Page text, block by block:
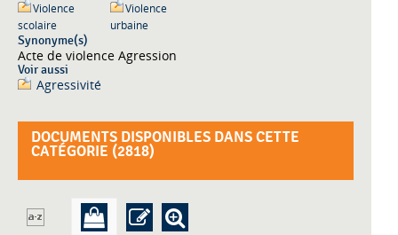
Violence
scolaire
Violence
urbaine
Synonyme(s)
Acte de violence Agression
Voir aussi
Agressivité
DOCUMENTS DISPONIBLES DANS CETTE
CATÉGORIE (2818)